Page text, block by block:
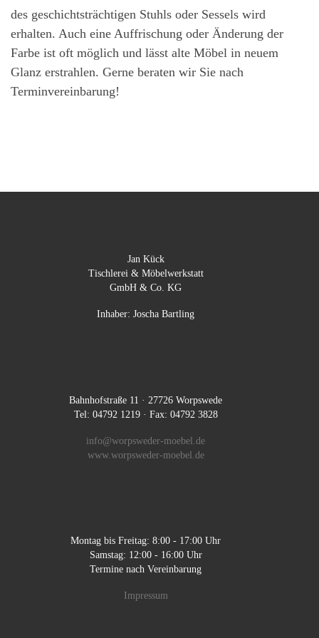
des geschichtsträchtigen Stuhls oder Sessels wird
erhalten. Auch eine Auffrischung oder Änderung der
Farbe ist oft möglich und lässt alte Möbel in neuem
Glanz erstrahlen. Gerne beraten wir Sie nach
Terminvereinbarung!
Jan Kück
Tischlerei & Möbelwerkstatt
GmbH & Co. KG
Inhaber: Joscha Bartling
Bahnhofstraße 11 · 27726 Worpswede
Tel: 04792 1219 · Fax: 04792 3828
info@worpsweder-moebel.de
www.worpsweder-moebel.de
Montag bis Freitag: 8:00 - 17:00 Uhr
Samstag: 12:00 - 16:00 Uhr
Termine nach Vereinbarung
Impressum